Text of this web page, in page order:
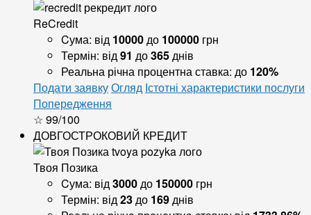
ReCredit
Cума: від 10000до 100000 грн
Термін: від91 до365днів
Реальна річна процентна ставка: до 120%
Подати заявкуОгляд Істотні характеристики послуги
Попередження
☆ 99/100
ДОВГОСТРОКОВИЙ КРЕДИТ
Твоя Позика
Cума: від3000до 150000 грн
Термін: від23до 169днів